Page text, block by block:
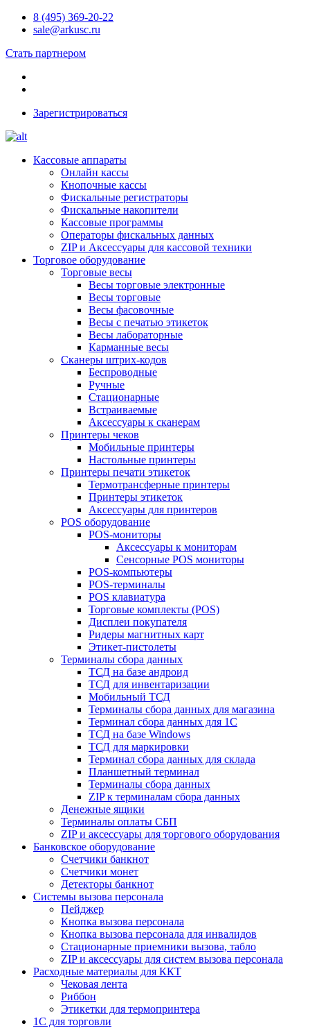
8 (495) 369-20-22
sale@arkusc.ru
Стать партнером
Зарегистрироваться
Кассовые аппараты
Онлайн кассы
Кнопочные кассы
Фискальные регистраторы
Фискальные накопители
Кассовые программы
Операторы фискальных данных
ZIP и Аксессуары для кассовой техники
Торговое оборудование
Торговые весы
Весы торговые электронные
Весы торговые
Весы фасовочные
Весы с печатью этикеток
Весы лабораторные
Карманные весы
Сканеры штрих-кодов
Беспроводные
Ручные
Стационарные
Встраиваемые
Аксессуары к сканерам
Принтеры чеков
Мобильные принтеры
Настольные принтеры
Принтеры печати этикеток
Термотрансферные принтеры
Принтеры этикеток
Аксессуары для принтеров
POS оборудование
POS-мониторы
Аксессуары к мониторам
Сенсорные POS мониторы
POS-компьютеры
POS-терминалы
POS клавиатура
Торговые комплекты (POS)
Дисплеи покупателя
Ридеры магнитных карт
Этикет-пистолеты
Терминалы сбора данных
ТСД на базе андроид
ТСД для инвентаризации
Мобильный ТСД
Терминалы сбора данных для магазина
Терминал сбора данных для 1C
ТСД на базе Windows
ТСД для маркировки
Терминал сбора данных для склада
Планшетный терминал
Терминалы сбора данных
ZIP к терминалам сбора данных
Денежные ящики
Терминалы оплаты СБП
ZIP и аксессуары для торгового оборудования
Банковское оборудование
Счетчики банкнот
Счетчики монет
Детекторы банкнот
Системы вызова персонала
Пейджер
Кнопка вызова персонала
Кнопка вызова персонала для инвалидов
Стационарные приемники вызова, табло
ZIP и аксессуары для систем вызова персонала
Расходные материалы для ККТ
Чековая лента
Риббон
Этикетки для термопринтера
1С для торговли